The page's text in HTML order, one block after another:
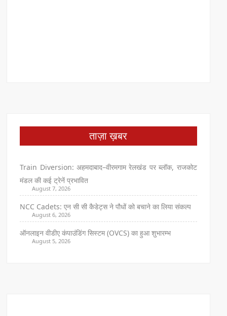
ताज़ा ख़बर
Train Diversion: अहमदाबाद–वीरमगाम रेलखंड पर ब्लॉक, राजकोट
मंडल की कई ट्रेनें प्रभावित
August 7, 2026
NCC Cadets: एन सी सी कैडेट्स ने पौधों को बचाने का लिया संकल्प
August 6, 2026
ऑनलाइन वीडीए कंपाउंडिंग सिस्टम (OVCS) का हुआ शुभारम्भ
August 5, 2026